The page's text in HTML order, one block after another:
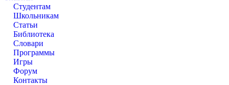
Студентам
Школьникам
Статьи
Библиотека
Словари
Программы
Игры
Форум
Контакты